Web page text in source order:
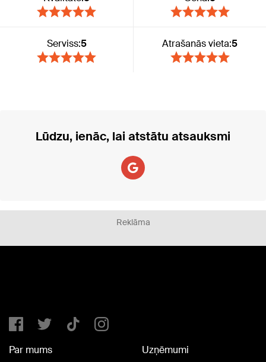
Serviss:5 Atrašanās vieta:5
Lūdzu, ienāc, lai atstātu atsauksmi
Reklāma
Par mums
Uzņēmumi